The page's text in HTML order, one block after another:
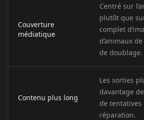
Teacher 02
Teacher 04 Teacher 05
Teacher 08
Lawyer 01
Couverture
médiatique
Centré sur
plutôt que
complet
d’animaux
de doublage.
Contenu plus long
Les sorties
davantage
de tentatives
réparation.